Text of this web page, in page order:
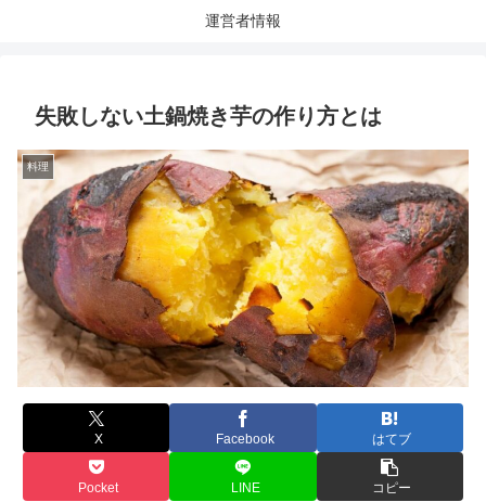
運営者情報
失敗しない土鍋焼き芋の作り方とは
料理
X Facebook はてブ
Pocket LINE コピー